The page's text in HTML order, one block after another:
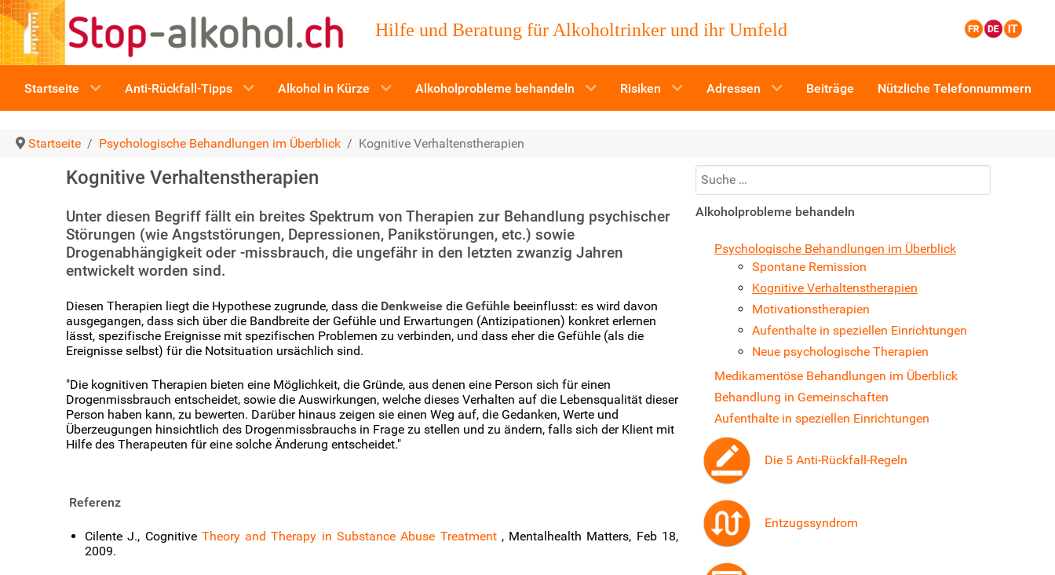
Hilfe und Beratung für Alkoholtrinker und ihr Umfeld
Startseite Anti-Rückfall-Tipps Alkohol in Kürze Alkoholprobleme behandeln Risiken Adressen Beiträge Nützliche Telefonnummern
Startseite Psychologische Behandlungen im Überblick Kognitive Verhaltenstherapien
Kognitive Verhaltenstherapien
Unter diesen Begriff fällt ein breites Spektrum von Therapien zur Behandlung psychischer
Störungen (wie Angststörungen, Depressionen, Panikstörungen, etc.) sowie
Drogenabhängigkeit oder -missbrauch, die ungefähr in den letzten zwanzig Jahren
entwickelt worden sind.
Diesen Therapien liegt die Hypothese zugrunde, dass die Denkweise die Gefühle beeinflusst: es wird davon
ausgegangen, dass sich über die Bandbreite der Gefühle und Erwartungen (Antizipationen) konkret erlernen
lässt, spezifische Ereignisse mit spezifischen Problemen zu verbinden, und dass eher die Gefühle (als die
Ereignisse selbst) für die Notsituation ursächlich sind.
"Die kognitiven Therapien bieten eine Möglichkeit, die Gründe, aus denen eine Person sich für einen
Drogenmissbrauch entscheidet, sowie die Auswirkungen, welche dieses Verhalten auf die Lebensqualität dieser
Person haben kann, zu bewerten. Darüber hinaus zeigen sie einen Weg auf, die Gedanken, Werte und
Überzeugungen hinsichtlich des Drogenmissbrauchs in Frage zu stellen und zu ändern, falls sich der Klient mit
Hilfe des Therapeuten für eine solche Änderung entscheidet."
Referenz
Cilente J., Cognitive Theory and Therapy in Substance Abuse Treatment , Mentalhealth Matters, Feb 18,
2009.
Suchen...
Alkoholprobleme behandeln
Psychologische Behandlungen im Überblick
Spontane Remission
Kognitive Verhaltenstherapien
Motivationstherapien
Aufenthalte in speziellen Einrichtungen
Neue psychologische Therapien
Medikamentöse Behandlungen im Überblick
Behandlung in Gemeinschaften
Aufenthalte in speziellen Einrichtungen
Die 5 Anti-Rückfall-Regeln
Entzugssyndrom